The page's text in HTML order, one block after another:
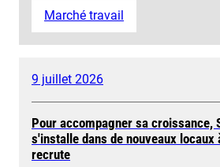
Marché travail
9 juillet 2026
Pour accompagner sa croissance,
s'installe dans de nouveaux locaux
recrute